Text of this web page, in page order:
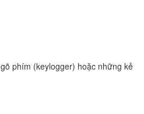
phím (keylogger) hoặc những kẻ